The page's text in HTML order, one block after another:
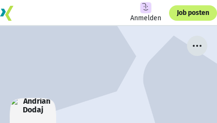
Anmelden
Job posten